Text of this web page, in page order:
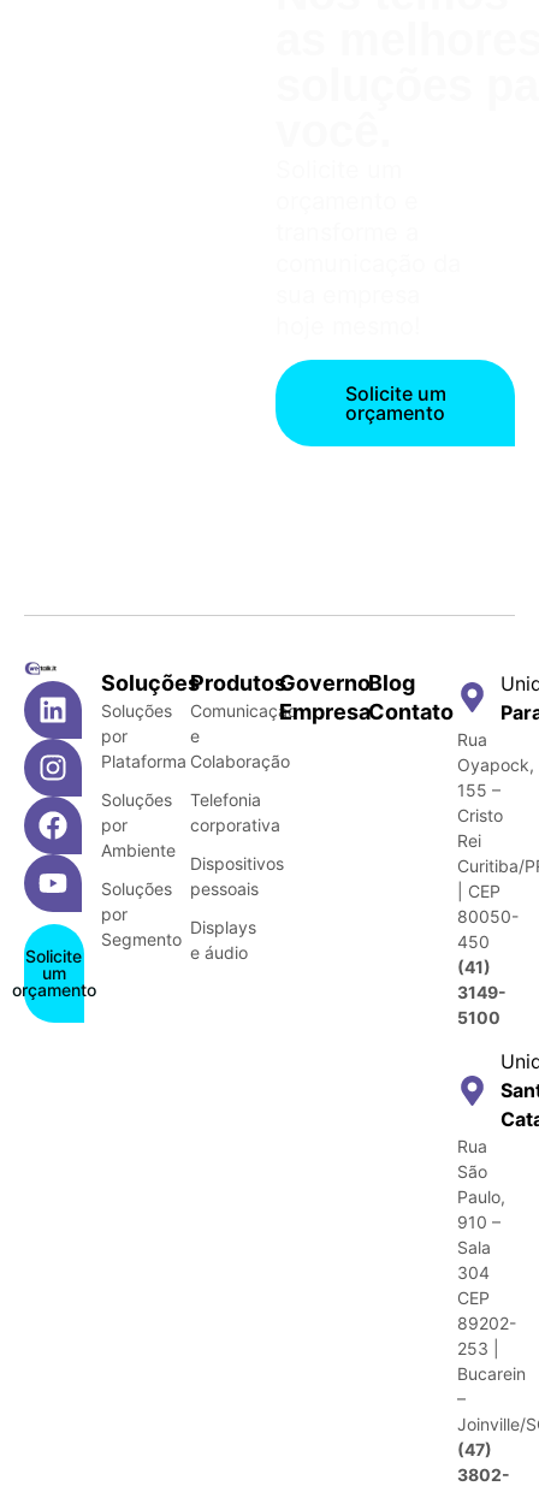
Solicite um
orçamento
Solicite
um
orçamento
Soluções
Soluções
por
Plataforma
Soluções
por
Ambiente
Soluções
por
Segmento
Produtos
Comunicação
e
Colaboração
Telefonia
corporativa
Dispositivos
pessoais
Displays
e áudio
Governo
Empresa
Blog
Contato
Rua
Oyapock,
155 –
Cristo
Rei
Curitiba/
| CEP
80050-
450
(41)
3149-
5100
Rua
São
Paulo,
910 –
Sala
304
CEP
89202-
253 |
Bucarein
–
Joinville/
(47)
3802-